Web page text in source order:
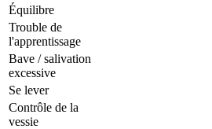
Équilibre
Trouble de
l'apprentissage
Bave / salivation
excessive
Se lever
Contrôle de la
vessie